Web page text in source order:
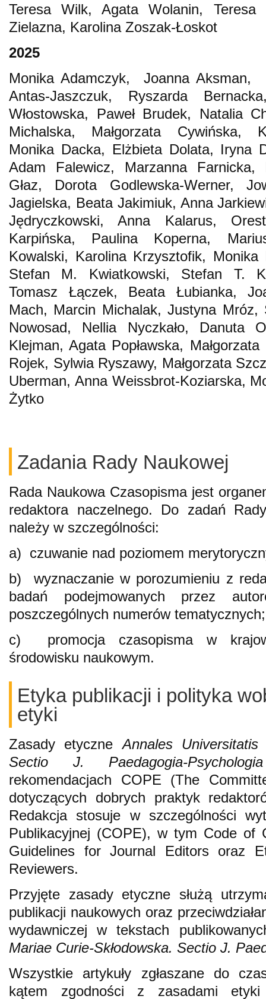
Teresa Wilk, Agata Wolanin, Teresa
Zielazna, Karolina Zoszak-Łoskot
2025
Monika Adamczyk, Joanna Aksman,
Antas-Jaszczuk, Ryszarda
Włostowska, Paweł Brudek, Natalia
Michalska, Małgorzata Cywińska,
Monika Dacka, Elżbieta Dolata, Iryna
Adam Falewicz, Marzanna Farnicka,
Głaz, Dorota Godlewska-Werner,
Jagielska, Beata Jakimiuk, Anna
Jędryczkowski, Anna Kalarus,
Karpińska, Paulina Koperna,
Kowalski, Karolina Krzysztofik,
Stefan M. Kwiatkowski, Stefan T.
Tomasz Łączek, Beata Łubianka,
Mach, Marcin Michalak, Justyna Mróz,
Nowosad, Nellia Nyczkało, Danuta
Klejman, Agata Popławska,
Rojek, Sylwia Ryszawy, Małgorzata
Uberman, Anna Weissbrot-Koziarska,
Żytko
Zadania Rady Naukowej
Rada Naukowa Czasopisma jest
redaktora naczelnego. Do zadań
należy w szczególności:
a) czuwanie nad poziomem
b) wyznaczanie w porozumieniu z
badań podejmowanych przez
poszczególnych numerów tematycznych;
c) promocja czasopisma w
środowisku naukowym.
Etyka publikacji i polityka
etyki
Zasady etyczneAnnales Universitatis
Sectio J. Paedagogia-Psychologia
rekomendacjach COPE (The
dotyczących dobrych praktyk
Redakcja stosuje w szczególności
Publikacyjnej (COPE), w tym Code of
Guidelines for Journal Editors oraz
Reviewers.
Przyjęte zasady etyczne służą
publikacji naukowych oraz
wydawniczej w tekstach
Mariae Curie-Skłodowska. Sectio J.
Wszystkie artykuły zgłaszane do
kątem zgodności z zasadami etyki